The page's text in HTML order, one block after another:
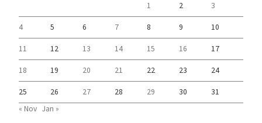
1 2 3
4 5 6 7 8 9 10
11 12 13 14 15 16 17
18 19 20 21 22 23 24
25 26 27 28 29 30
31
« Nov Jan »